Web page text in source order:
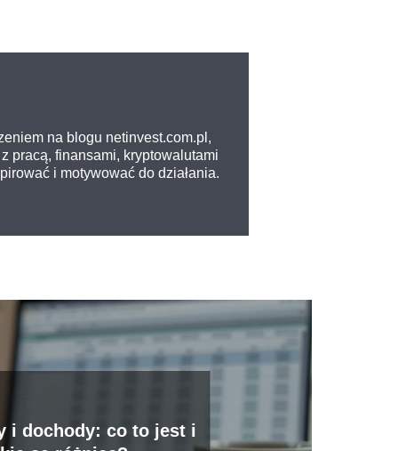
na blogu netinvest.com.pl,
pracą, finansami, kryptowalutami
i motywować do działania.
i dochody: co to jest i